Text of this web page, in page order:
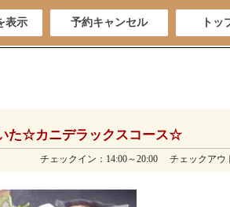
表示 予約キャンセル トッ
た☆カニデラックスコース☆
チェックイン：14:00～20:00 チェックアウ